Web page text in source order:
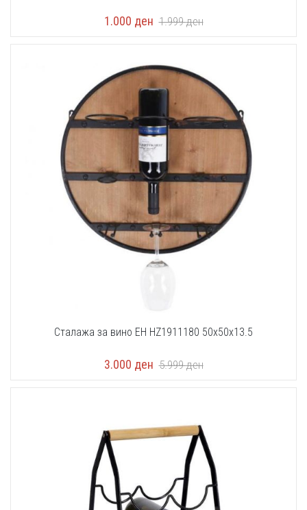
1.000 ден 1.999ден
Сталажа за вино EH HZ1911180 50x50x13.5
3.000 ден 5.999ден